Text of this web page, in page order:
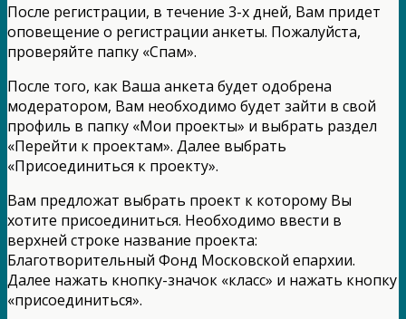
После регистрации, в течение 3-х дней, Вам придет
оповещение о регистрации анкеты. Пожалуйста,
проверяйте папку «Спам».
После того, как Ваша анкета будет одобрена
модератором, Вам необходимо будет зайти в свой
профиль в папку «Мои проекты» и выбрать раздел
«Перейти к проектам». Далее выбрать
«Присоединиться к проекту».
Вам предложат выбрать проект к которому Вы
хотите присоединиться. Необходимо ввести в
верхней строке название проекта:
Благотворительный Фонд Московской епархии.
Далее нажать кнопку-значок «класс» и нажать кнопку
«присоединиться».